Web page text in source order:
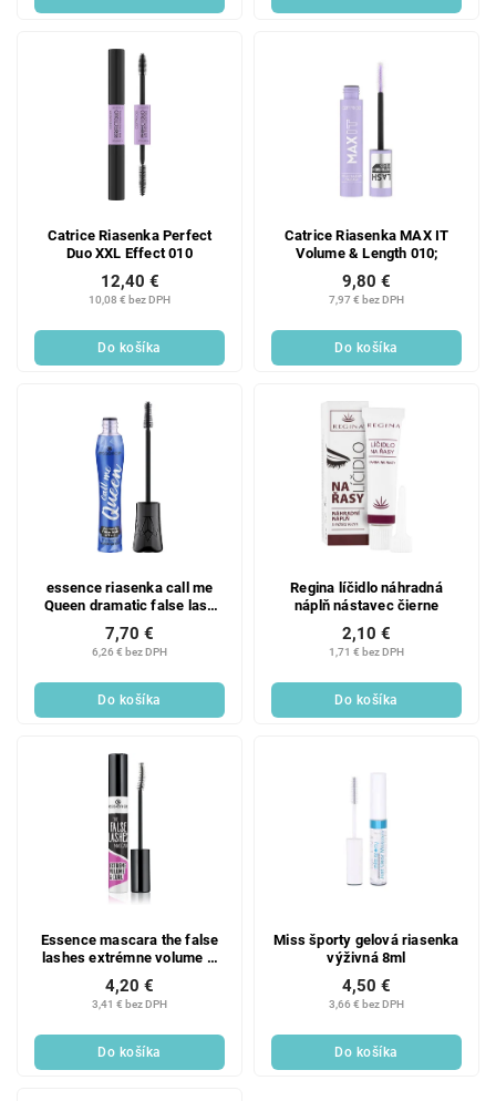
Catrice Riasenka Perfect
Duo XXL Effect 010
10,08 € bez DPH
12,40 €
Do košíka
Catrice Riasenka MAX IT
Volume & Length 010;
7,97 € bez DPH
9,80 €
Do košíka
essence riasenka call me
Queen dramatic false lash
6,26 € bez DPH
7,70 €
Do košíka
Regina líčidlo náhradná
náplň nástavec čierne
1,71 € bez DPH
2,10 €
Do košíka
Essence mascara the false
lashes extrémne volume &
3,41 € bez DPH
4,20 €
Do košíka
Miss športy gelová riasenka
výživná 8ml
3,66 € bez DPH
4,50 €
Do košíka